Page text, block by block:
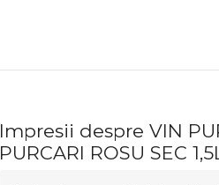
Impresii despre VIN
PURCARI ROSU SEC